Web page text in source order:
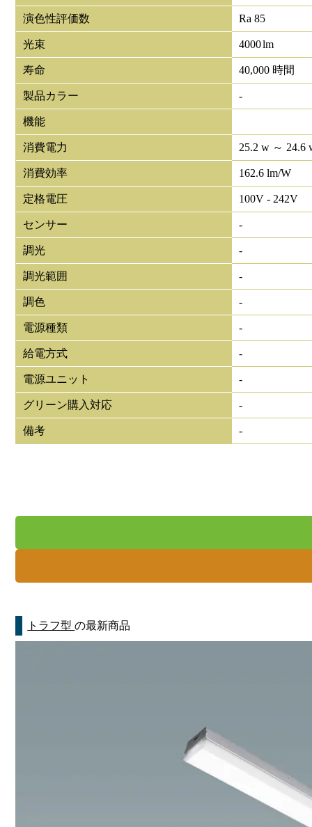
演色性評価数 Ra 85
光束 4000lm
寿命 40,000 時間
製品カラー -
機能
消費電力 25.2 w ～ 24.6
消費効率 162.6 lm/W
定格電圧 100V - 242V
センサー -
調光 -
調光範囲 -
調色 -
電源種類 -
給電方式 -
電源ユニット -
グリーン購入対応 -
備考 -
トラフ型の最新商品